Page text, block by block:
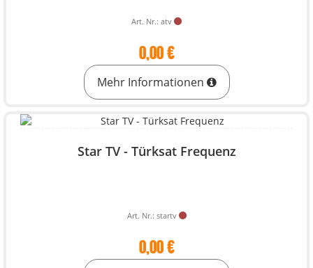
Art. Nr.: atv
0,00 €
Mehr Informationen
Star TV - Türksat Frequenz
Art. Nr.: startv
0,00 €